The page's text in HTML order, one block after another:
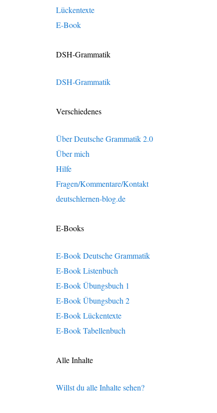
Lückentexte
E-Book
DSH-Grammatik
DSH-Grammatik
Verschiedenes
Über Deutsche Grammatik 2.0
Über mich
Hilfe
Fragen/Kommentare/Kontakt
deutschlernen-blog.de
E-Books
E-Book Deutsche Grammatik
E-Book Listenbuch
E-Book Übungsbuch 1
E-Book Übungsbuch 2
E-Book Lückentexte
E-Book Tabellenbuch
Alle Inhalte
Willst du alle Inhalte sehen?